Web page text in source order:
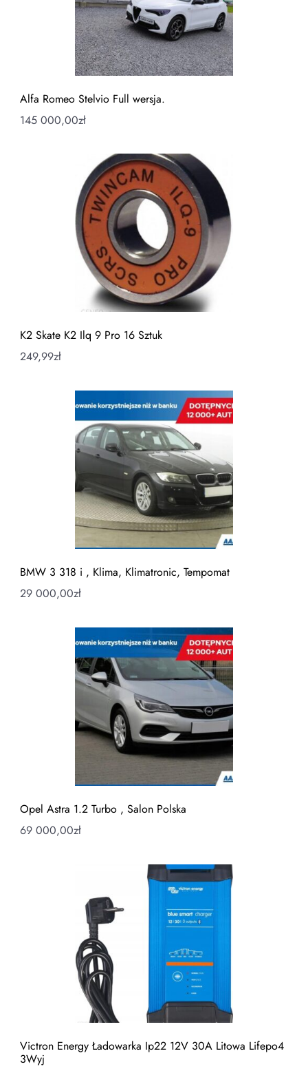
Alfa Romeo Stelvio Full wersja.
145 000,00zł
K2 Skate K2 Ilq 9 Pro 16 Sztuk
249,99zł
BMW 3 318 i , Klima, Klimatronic, Tempomat
29 000,00zł
Opel Astra 1.2 Turbo , Salon Polska
69 000,00zł
Victron Energy Ładowarka Ip22 12V 30A Litowa Lifepo4
3Wyj